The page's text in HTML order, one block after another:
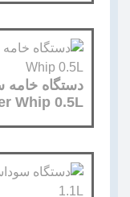
Whip 0.5L